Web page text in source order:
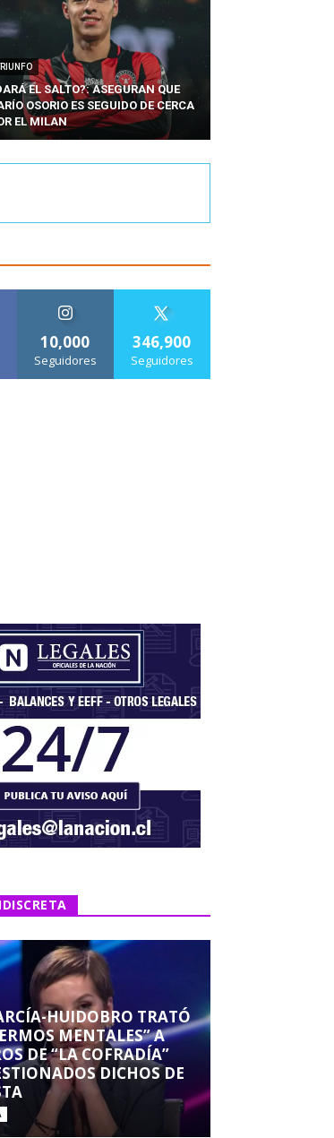
EL SALTO?: ASEGURAN QUE
OSORIO ES SEGUIDO DE CERCA
EL MILAN
10,000
Seguidores
346,900
Seguidores
HUIDOBRO TRATÓ
MENTALES” A
DE “LA COFRADÍA”
DICHOS DE